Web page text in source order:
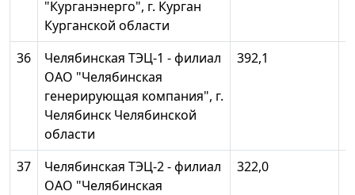
"Курганэнерго", г. Курган
Курганской области
36
Челябинская ТЭЦ-1 - филиал
ОАО "Челябинская
генерирующая компания", г.
Челябинск Челябинской
области
392,1
37
Челябинская ТЭЦ-2 - филиал
ОАО "Челябинская
322,0